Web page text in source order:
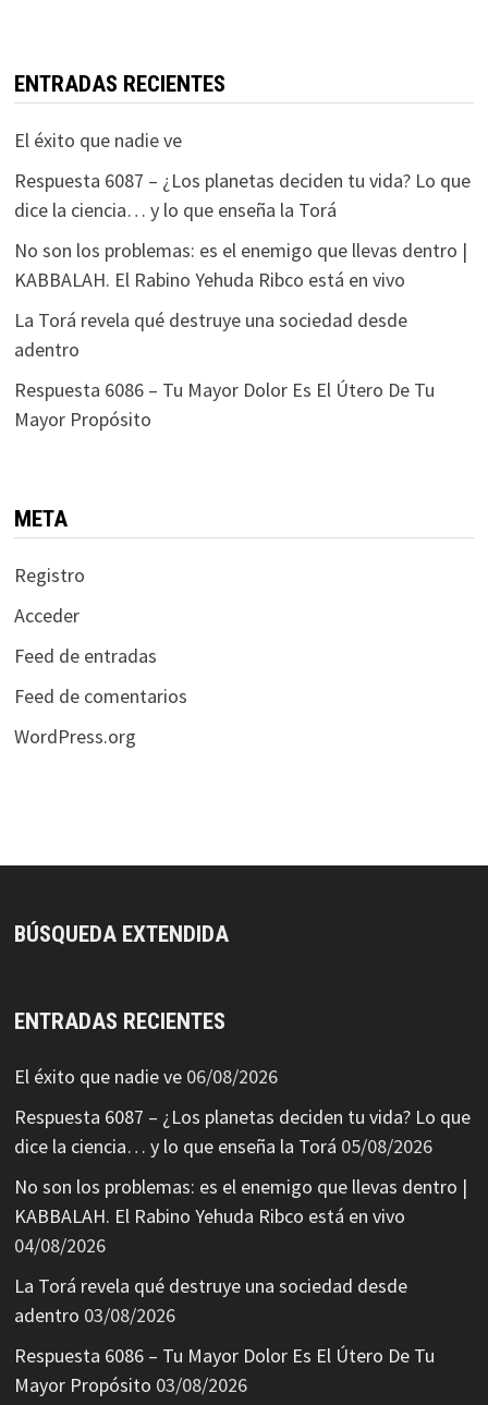
ENTRADAS RECIENTES
El éxito que nadie ve
Respuesta 6087 – ¿Los planetas deciden tu vida? Lo que
dice la ciencia… y lo que enseña la Torá
No son los problemas: es el enemigo que llevas dentro |
KABBALAH. El Rabino Yehuda Ribco está en vivo
La Torá revela qué destruye una sociedad desde
adentro
Respuesta 6086 – Tu Mayor Dolor Es El Útero De Tu
Mayor Propósito
META
Registro
Acceder
Feed de entradas
Feed de comentarios
WordPress.org
BÚSQUEDA EXTENDIDA
ENTRADAS RECIENTES
El éxito que nadie ve 06/08/2026
Respuesta 6087 – ¿Los planetas deciden tu vida? Lo que
dice la ciencia… y lo que enseña la Torá 05/08/2026
No son los problemas: es el enemigo que llevas dentro |
KABBALAH. El Rabino Yehuda Ribco está en vivo
04/08/2026
La Torá revela qué destruye una sociedad desde
adentro 03/08/2026
Respuesta 6086 – Tu Mayor Dolor Es El Útero De Tu
Mayor Propósito 03/08/2026